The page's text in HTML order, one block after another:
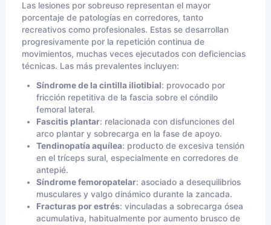
Las lesiones por sobreuso representan el mayor
porcentaje de patologías en corredores, tanto
recreativos como profesionales. Estas se desarrollan
progresivamente por la repetición continua de
movimientos, muchas veces ejecutados con deficiencias
técnicas. Las más prevalentes incluyen:
Síndrome de la cintilla iliotibial: provocado por
fricción repetitiva de la fascia sobre el cóndilo
femoral lateral.
Fascitis plantar: relacionada con disfunciones del
arco plantar y sobrecarga en la fase de apoyo.
Tendinopatía aquílea: producto de excesiva tensión
en el tríceps sural, especialmente en corredores de
antepié.
Síndrome femoropatelar: asociado a desequilibrios
musculares y valgo dinámico durante la zancada.
Fracturas por estrés: vinculadas a sobrecarga ósea
acumulativa, habitualmente por aumento brusco de